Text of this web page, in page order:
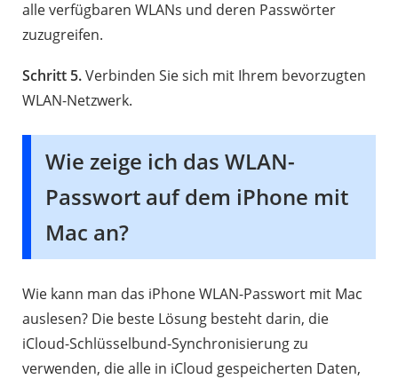
alle verfügbaren WLANs und deren Passwörter
zuzugreifen.
Schritt 5.Verbinden Sie sich mit Ihrem bevorzugten
WLAN-Netzwerk.
Wie zeige ich das WLAN-
Passwort auf dem iPhone mit
Mac an?
Wie kann man das iPhone WLAN-Passwort mit Mac
auslesen? Die beste Lösung besteht darin, die
iCloud-Schlüsselbund-Synchronisierung zu
verwenden, die alle in iCloud gespeicherten Daten,